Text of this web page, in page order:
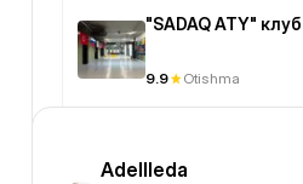
"SADAQ ATY"
9.9 Otishma
Adellleda